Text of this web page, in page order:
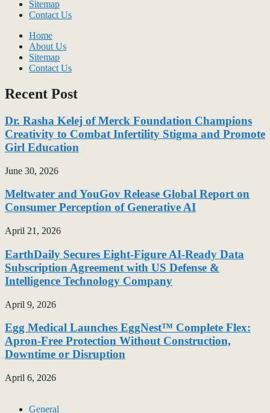
Sitemap
Contact Us
Home
About Us
Sitemap
Contact Us
Recent Post
Dr. Rasha Kelej of Merck Foundation Champions
Creativity to Combat Infertility Stigma and Promote
Girl Education
June 30, 2026
Meltwater and YouGov Release Global Report on
Consumer Perception of Generative AI
April 21, 2026
EarthDaily Secures Eight-Figure AI-Ready Data
Subscription Agreement with US Defense &
Intelligence Technology Company
April 9, 2026
Egg Medical Launches EggNest™ Complete Flex:
Apron-Free Protection Without Construction,
Downtime or Disruption
April 6, 2026
General